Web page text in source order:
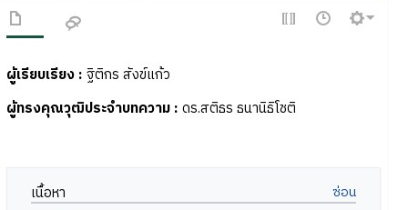
ผู้เรียบเรียง : ฐิติกร สังข์แก้ว
ผู้ทรงคุณวุฒิประจำบทความ : ดร.สติธร ธนานิธิโชติ
เนื้อหา